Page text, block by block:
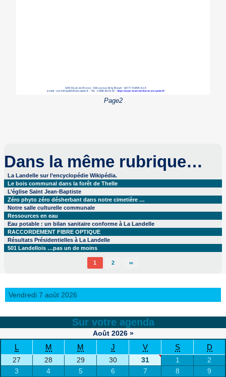
Page2
Dans la même rubrique…
La Landelle sur l’encyclopédie Wikipédia.
Le bois communal dans la forêt de Thelle
L’église Saint Jean-Baptiste
Zéro phyto zéro désherbant dans notre cimetière …
Notre salle culturelle communale
Ressources en eau
Eau potable : un bilan sanitaire conforme à La Landelle
RACCORDEMENT FIBRE OPTIQUE
Résultats Présidentielles à La Landelle
501 Landellois …pas un de moins
1 2 ∞
Vendredi 7 août 2026
Sur votre agenda
Août 2026 »
L M M J V S D
27 28 29 30 31 1
2
3
4 5 6 7 8
9